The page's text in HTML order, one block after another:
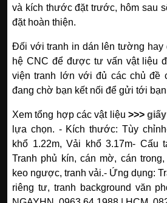
và kích thước đặt trước, hôm sau
đặt hoàn thiện.
Đối với tranh in dán lên tường hay
hệ CNC để được tư vấn vật liệu
viện tranh lớn với đủ các chủ đề
đang chờ bạn kết nối để gửi tới
Xem tổng hợp các vật liệu >>>
lựa chọn. - Kích thước: Tùy chỉnh
khổ 1.22m, Vải khổ 3.17m- Cấu
Tranh phủ kín, cán mờ, cán
keo ngược, tranh vải.- Ứng dụng:
riêng tư, tranh background văn